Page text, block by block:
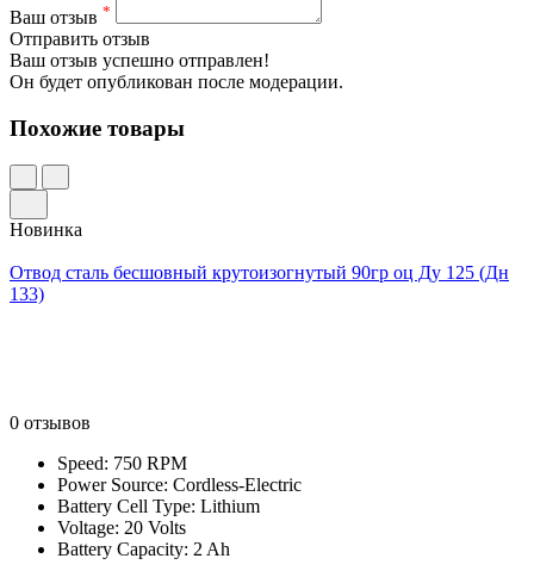
Ваш отзыв *
Отправить отзыв
Ваш отзыв успешно отправлен!
Он будет опубликован после модерации.
Похожие товары
Новинка
Отвод сталь бесшовный крутоизогнутый 90гр оц Ду 125 (Дн
133)
0 отзывов
Speed: 750 RPM
Power Source: Cordless-Electric
Battery Cell Type: Lithium
Voltage: 20 Volts
Battery Capacity: 2 Ah